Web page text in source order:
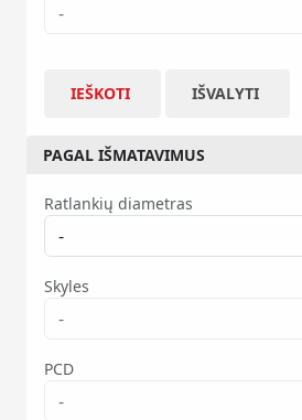
-
IEŠKOTI IŠVALYTI
PAGAL IŠMATAVIMUS
Ratlankių diametras
-
Skyles
-
PCD
-